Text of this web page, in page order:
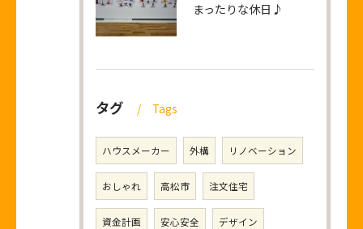
まったりな休日♪
タグ Tags
ハウスメーカー 外構 リノベーション
おしゃれ 高松市 注文住宅
資金計画 安心安全 デザイン